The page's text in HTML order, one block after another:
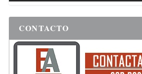
CONTACTO